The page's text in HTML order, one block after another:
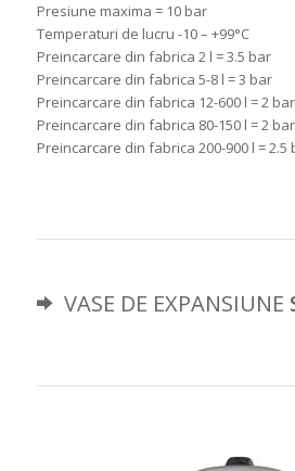
Presiune maxima = 10 bar
Temperaturi de lucru -10 – +99°C
Preincarcare din fabrica 2 l = 3.5 bar
Preincarcare din fabrica 5-8 l = 3 bar
Preincarcare din fabrica 12-600 l = 2 bar
Preincarcare din fabrica 80-150 l = 2 bar
Preincarcare din fabrica 200-900 l = 2.5
VASE DE EXPANSIUNE